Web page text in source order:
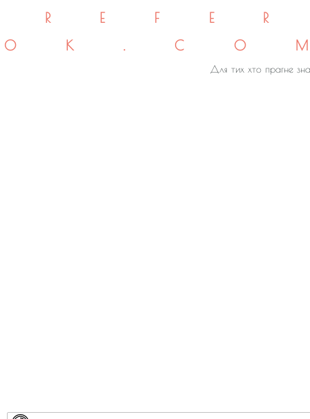
Для тих хто прагне